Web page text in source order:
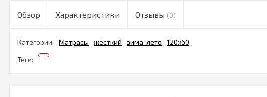
Обзор Характеристики Отзывы (0)
Категории: Матрасы жёсткий зима-лето 120х60
Теги: